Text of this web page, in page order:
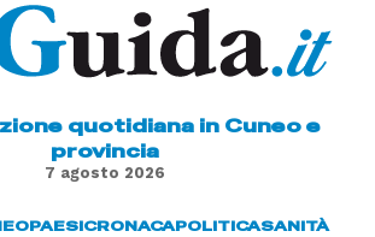
quotidiana in Cuneo e
provincia
7 agosto 2026
PAESICRONACAPOLITICASANITÀ